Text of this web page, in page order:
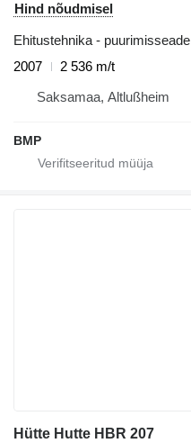
Hind nõudmisel
Ehitustehnika - puurimisseade
2007
2 536 m/t
Saksamaa, Altlußheim
BMP
Hütte Hutte HBR 207